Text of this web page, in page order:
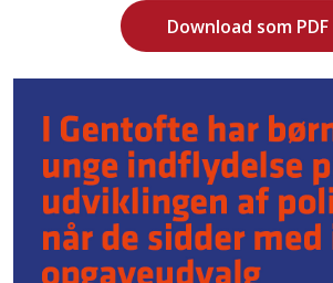
Download som PDF